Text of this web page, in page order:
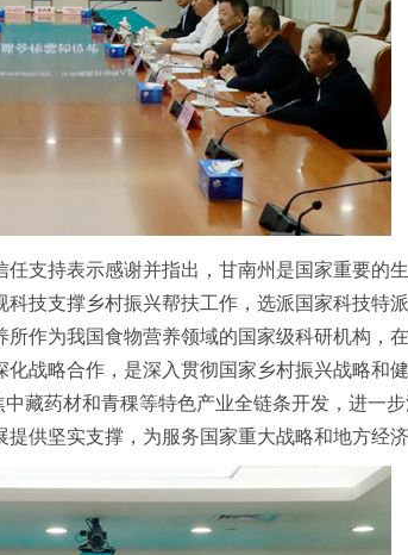
持表示感谢并指出，甘南州是国家重要的
技支撑乡村振兴帮扶工作，选派国家科技特
作为我国食物营养领域的国家级科研机构，
战略合作，是深入贯彻国家乡村振兴战略和
藏药材和青稞等特色产业全链条开发，进一
供坚实支撑，为服务国家重大战略和地方经